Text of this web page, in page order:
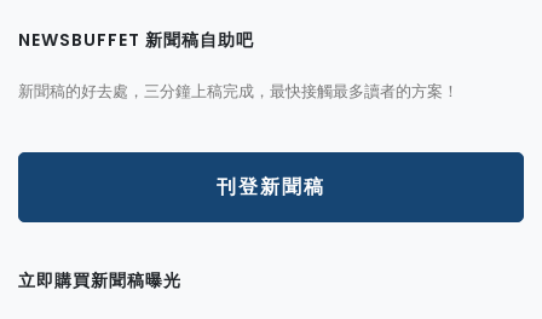
NEWSBUFFET 新聞稿自助吧
新聞稿的好去處，三分鐘上稿完成，最快接觸最多讀者的方案！
刊登新聞稿
立即購買新聞稿曝光